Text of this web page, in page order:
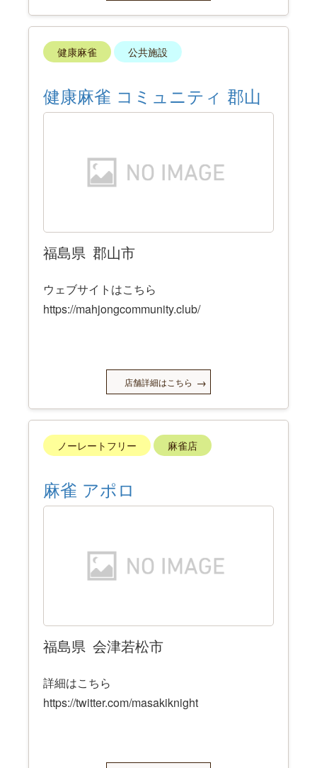
健康麻雀 公共施設
健康麻雀 コミュニティ 郡山
福島県 郡山市
ウェブサイトはこちら
https://mahjongcommunity.club/
店舗詳細はこちら
ノーレートフリー 麻雀店
麻雀 アポロ
福島県 会津若松市
詳細はこちら
https://twitter.com/masakiknight